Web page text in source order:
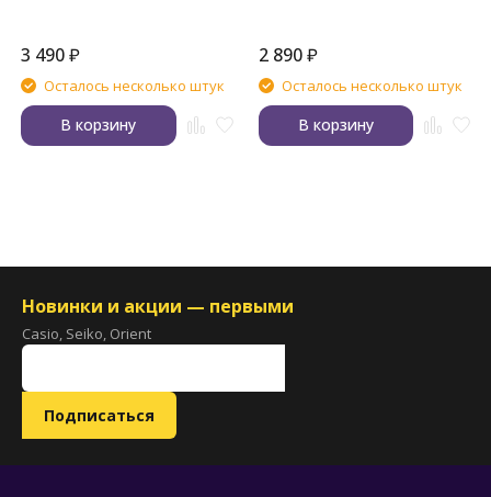
3 490₽
Осталось несколько штук
В корзину
2 890 ₽
Осталось несколько штук
В корзину
Новинки и акции — первыми
Casio, Seiko, Orient